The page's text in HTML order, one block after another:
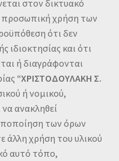
στον δικτυακό
προσωπική χρήση των
ότι δεν
ιδιοκτησίας και ότι
ή διαγράφονται
“ΧΡΙΣΤΟΔΟΥΛΑΚΗ Σ.
ή νομικού,
ανακληθεί
των όρων
άλλη χρήση του υλικού
αυτό τόπο,